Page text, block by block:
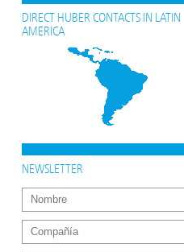
DIRECT HUBER CONTACTS IN LATIN
AMERICA
NEWSLETTER